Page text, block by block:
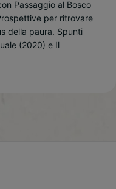
Passaggio al Bosco
per ritrovare
della paura. Spunti
(2020) e Il